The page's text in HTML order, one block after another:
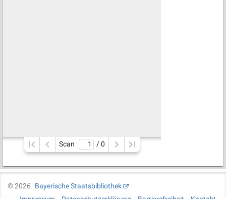
Scan / 0
©2026
Bayerische Staatsbibliothek